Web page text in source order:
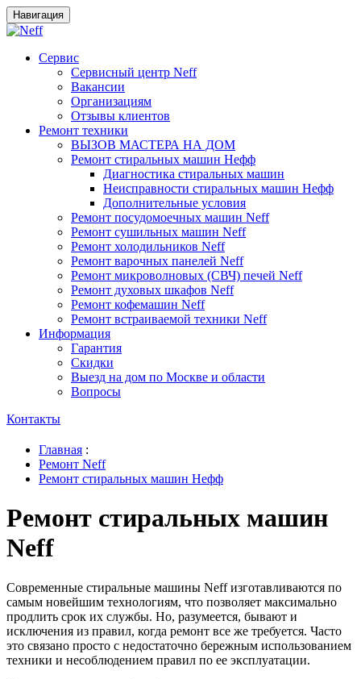
Навигация
Сервис
Сервисный центр Neff
Вакансии
Организациям
Отзывы клиентов
Ремонт техники
ВЫЗОВ МАСТЕРА НА ДОМ
Ремонт стиральных машин Нефф
Диагностика стиральных машин
Неисправности стиральных машин Нефф
Дополнительные условия
Ремонт посудомоечных машин Neff
Ремонт сушильных машин Neff
Ремонт холодильников Neff
Ремонт варочных панелей Neff
Ремонт микроволновых (СВЧ) печей Neff
Ремонт духовых шкафов Neff
Ремонт кофемашин Neff
Ремонт встраиваемой техники Neff
Информация
Гарантия
Скидки
Выезд на дом по Москве и области
Вопросы
Контакты
Главная :
Ремонт Neff
Ремонт стиральных машин Нефф
Ремонт стиральных машин
Neff
Современные стиральные машины Neff изготавливаются по
самым новейшим технологиям, что позволяет максимально
продлить срок их службы. Но, разумеется, бывают и
исключения из правил, когда ремонт все же требуется. Часто
это связано просто с недостаточно бережным использованием
техники и несоблюдением правил по ее эксплуатации.